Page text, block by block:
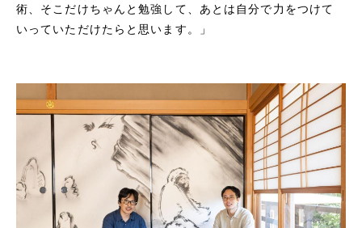
術、そこだけちゃんと勉強して、あとは自分で力をつけて
いっていただけたらと思います。」